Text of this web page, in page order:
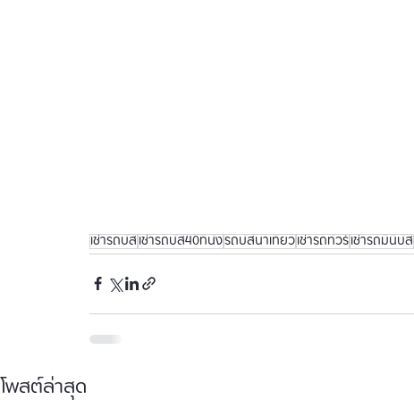
เช่ารถบัสเช่ารถบัส40ที่นั่งรถบัสนำเที่ยวเช่ารถทัวร์เช่ารถมินิบัส
โพสต์ล่าสุด